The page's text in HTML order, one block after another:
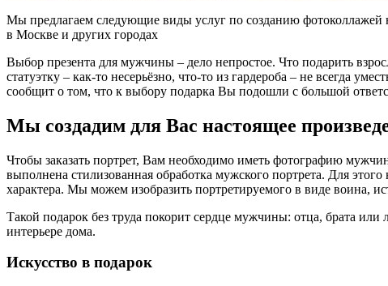
Мы предлагаем следующие виды услуг по созданию фотоколлажей
в Москве и других городах
Выбор презента для мужчины – дело непростое. Что подарить
статуэтку – как-то несерьёзно, что-то из гардероба – не всегда
сообщит о том, что к выбору подарка Вы подошли с большой
Мы создадим для Вас настоящее
Чтобы заказать портрет, Вам необходимо иметь фотографию
выполнена стилизованная обработка мужского портрета. Для
характера. Мы можем изобразить портретируемого в виде воина,
Такой подарок без труда покорит сердце мужчины: отца, брата
интерьере дома.
Искусство в подарок